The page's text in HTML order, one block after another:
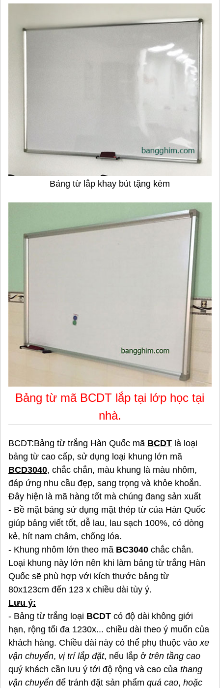
Bảng từ lắp khay bút tặng kèm
Bảng từ mã BCDT lắp tại lớp học tại
nhà.
BCDT:Bảng từ trắng Hàn Quốc mã BCDT là loại
bảng từ cao cấp, sử dụng loại khung lớn mã
BCD3040, chắc chắn, màu khung là màu nhôm,
đáp ứng nhu cầu đẹp, sang trọng và khỏe khoắn.
Đây hiện là mã hàng tốt mà chúng đang sản xuất
- Bề mặt bảng sử dụng mặt thép từ của Hàn Quốc
giúp bảng viết tốt, dễ lau, lau sạch 100%, có dòng
kẻ, hít nam châm, chống lóa.
- Khung nhôm lớn theo mã BC3040 chắc chắn.
Loại khung này lớn nên khi làm bảng từ trắng Hàn
Quốc sẽ phù hợp với kích thước bảng từ
80x123cm đến 123 x chiều dài tùy ý.
Lưu ý:
- Bảng từ trắng loại BCDT có độ dài không giới
hạn, rộng tối đa 1230x... chiều dài theo ý muốn của
khách hàng. Chiều dài này có thể phụ thuộc vào xe
vận chuyển, vị trí lắp đặt, nếu lắp ở trên tầng cao
quý khách cần lưu ý tới độ rộng và cao của thang
vận chuyển để tránh đặt sản phẩm quá cao, hoặc